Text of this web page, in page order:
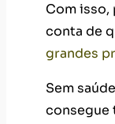
Com isso,
conta de
grandes
Sem
consegue